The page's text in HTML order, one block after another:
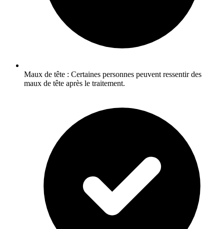
Maux de tête : Certaines personnes peuvent ressentir des
maux de tête après le traitement.